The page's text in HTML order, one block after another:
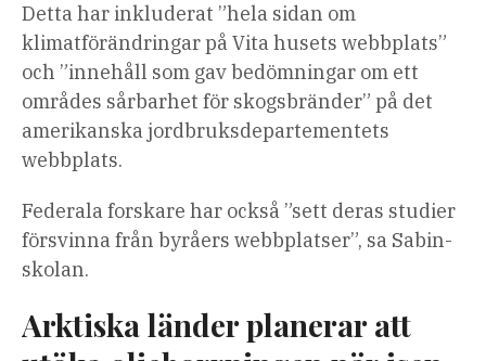
Detta har inkluderat ”hela sidan om
klimatförändringar på Vita husets webbplats”
och ”innehåll som gav bedömningar om ett
områdes sårbarhet för skogsbränder” på det
amerikanska jordbruksdepartementets
webbplats.
Federala forskare har också ”sett deras studier
försvinna från byråers webbplatser”, sa Sabin-
skolan.
Arktiska länder planerar att